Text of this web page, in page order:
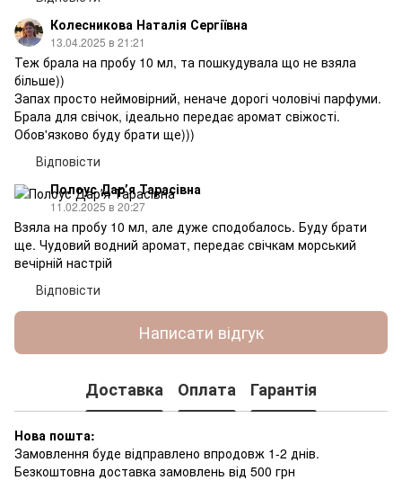
Колесникова Наталія Сергіївна
13.04.2025 в 21:21
Теж брала на пробу 10 мл, та пошкудувала що не взяла
більше))
Запах просто неймовірний, неначе дорогі чоловічі парфуми.
Брала для свічок, ідеально передає аромат свіжості.
Обов'язково буду брати ще)))
Відповісти
Полоус Дарʼя Тарасівна
11.02.2025 в 20:27
Взяла на пробу 10 мл, але дуже сподобалось. Буду брати
ще. Чудовий водний аромат, передає свічкам морський
вечірній настрій
Відповісти
Написати відгук
Доставка Оплата Гарантія
Нова пошта:
Замовлення буде відправлено впродовж 1-2 днів.
Безкоштовна доставка замовлень від 500 грн